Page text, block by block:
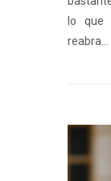
lo que
reabra...